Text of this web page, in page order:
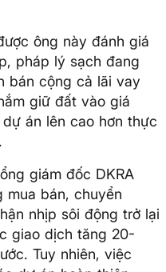
ông này đánh giá
pháp lý sạch đang
bán cộng cả lãi vay
giữ đất vào giá
án lên cao hơn thực
giám đốc DKRA
mua bán, chuyển
nhịp sôi động trở lại
giao dịch tăng 20-
Tuy nhiên, việc